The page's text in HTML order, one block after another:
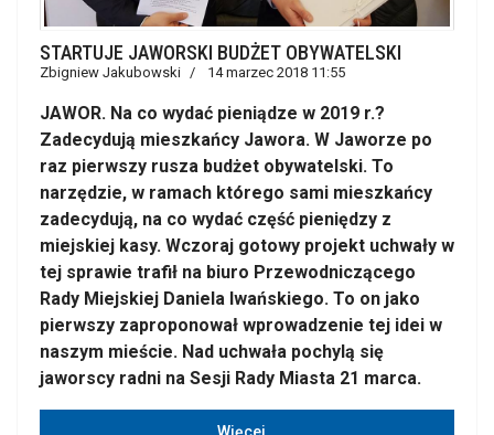
STARTUJE JAWORSKI BUDŻET OBYWATELSKI
Zbigniew Jakubowski 14 marzec 2018 11:55
JAWOR. Na co wydać pieniądze w 2019 r.?
Zadecydują mieszkańcy Jawora. W Jaworze po
raz pierwszy rusza budżet obywatelski. To
narzędzie, w ramach którego sami mieszkańcy
zadecydują, na co wydać część pieniędzy z
miejskiej kasy. Wczoraj gotowy projekt uchwały w
tej sprawie trafił na biuro Przewodniczącego
Rady Miejskiej Daniela Iwańskiego. To on jako
pierwszy zaproponował wprowadzenie tej idei w
naszym mieście. Nad uchwała pochylą się
jaworscy radni na Sesji Rady Miasta 21 marca.
Więcej…